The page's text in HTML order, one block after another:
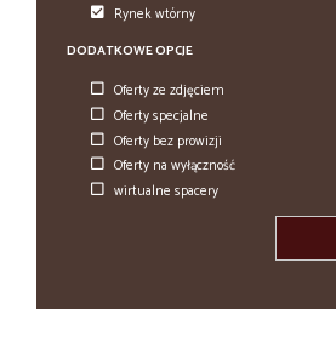
Rynek wtórny
DODATKOWE OPCJE
Oferty ze zdjęciem
Oferty specjalne
Oferty bez prowizji
Oferty na wyłączność
wirtualne spacery